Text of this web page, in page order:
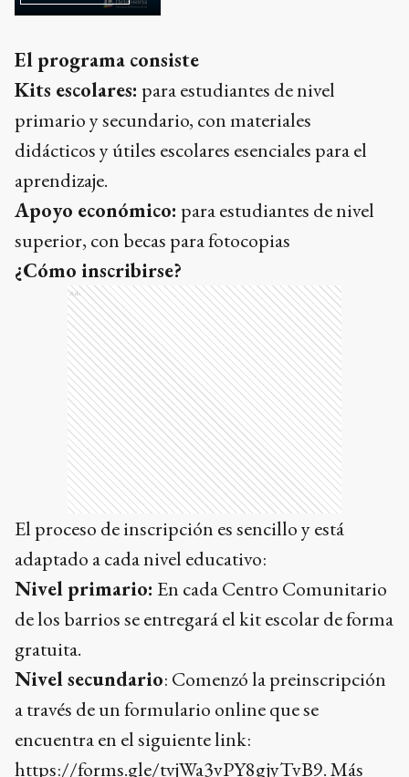
El programa consiste
Kits escolares: para estudiantes de nivel
primario y secundario, con materiales
didácticos y útiles escolares esenciales para el
aprendizaje.
Apoyo económico: para estudiantes de nivel
superior, con becas para fotocopias
¿Cómo inscribirse?
Ads
El proceso de inscripción es sencillo y está
adaptado a cada nivel educativo:
Nivel primario: En cada Centro Comunitario
de los barrios se entregará el kit escolar de forma
gratuita.
Nivel secundario: Comenzó la preinscripción
a través de un formulario online que se
encuentra en el siguiente link:
https://forms.gle/tvjWa3vPY8gjyTvB9. Más